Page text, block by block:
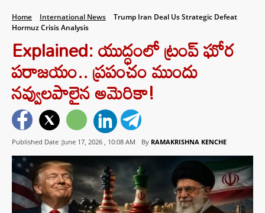
Home International News
Trump Iran Deal Us Strategic Defeat
Hormuz Crisis Analysis
Explained: యుద్ధంలో ట్రంప్ ఘోర
పరాజయం.. ప్రపంచం ముందు
నవ్వులపాలైన అమెరికా!
Published Date :June 17, 2026 , 10:08 AM By RAMAKRISHNA KENCHE